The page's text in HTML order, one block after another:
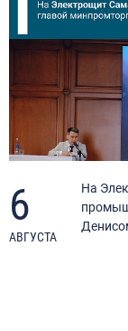
6
АВГУСТА
На